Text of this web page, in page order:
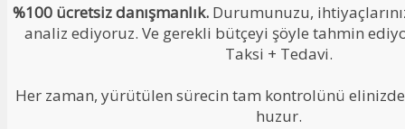
%100 ücretsiz danışmanlık. Durumunuzu,
analiz ediyoruz. Ve gerekli bütçeyi şöyle tahmin
Taksi + Tedavi.
Her zaman, yürütülen sürecin tam kontrolünü
huzur.